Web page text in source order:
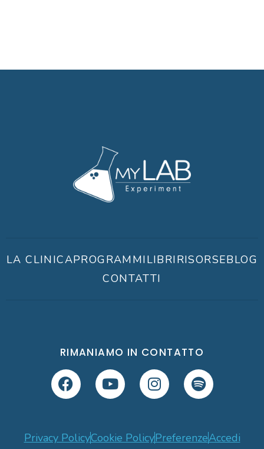
LA CLINICAPROGRAMMILIBRIRISORSEBLOG
CONTATTI
RIMANIAMO IN CONTATTO
Privacy PolicyCookie PolicyPreferenzeAccedi